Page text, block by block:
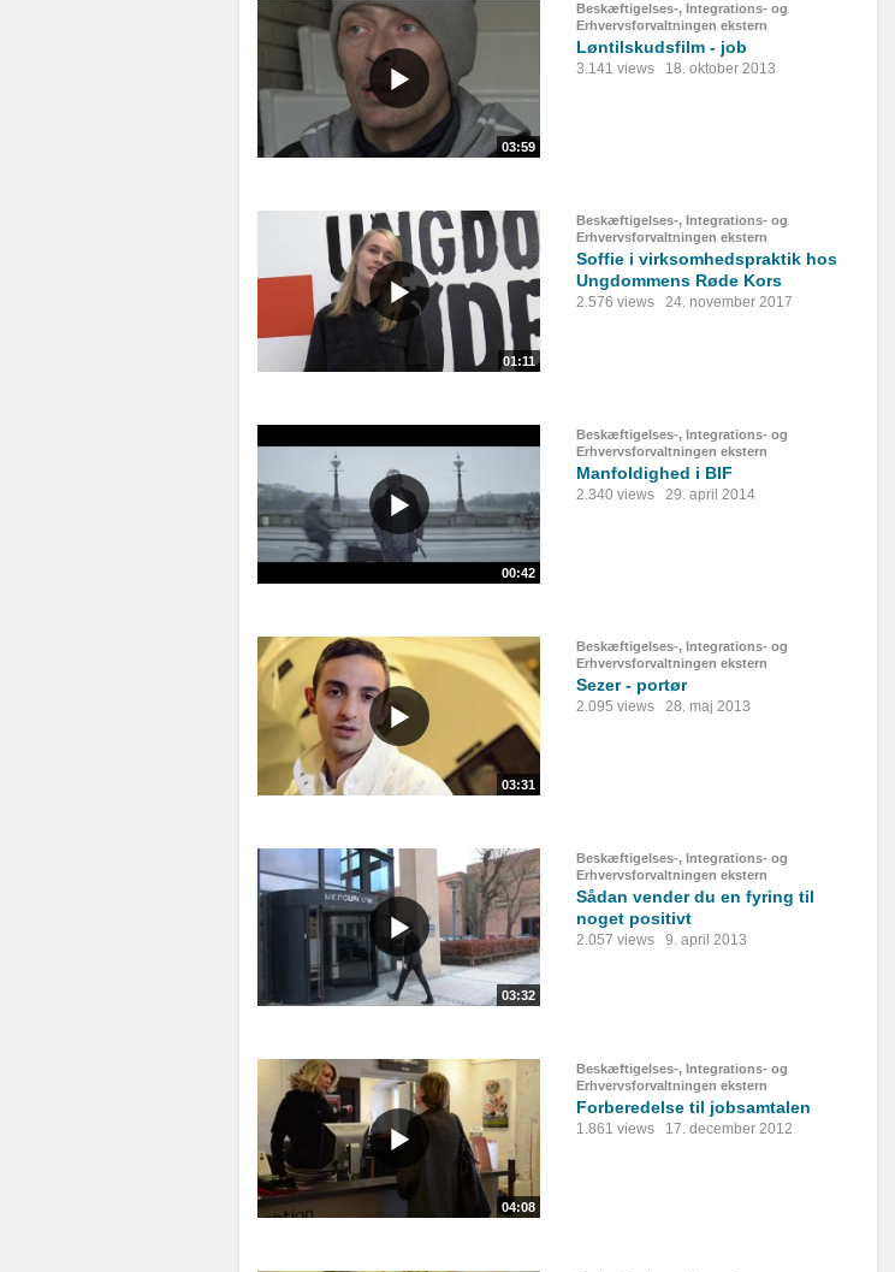
03:59
Beskæftigelses-, Integrations- og
Erhvervsforvaltningen ekstern
Løntilskudsfilm - job
3.141 views 18. oktober 2013
01:11
Beskæftigelses-, Integrations- og
Erhvervsforvaltningen ekstern
Soffie i virksomhedspraktik hos
Ungdommens Røde Kors
2.576 views 24. november 2017
00:42
Beskæftigelses-, Integrations- og
Erhvervsforvaltningen ekstern
Manfoldighed i BIF
2.340 views 29. april 2014
03:31
Beskæftigelses-, Integrations- og
Erhvervsforvaltningen ekstern
Sezer - portør
2.095 views 28. maj 2013
03:32
Beskæftigelses-, Integrations- og
Erhvervsforvaltningen ekstern
Sådan vender du en fyring til
noget positivt
2.057 views 9. april 2013
04:08
Beskæftigelses-, Integrations- og
Erhvervsforvaltningen ekstern
Forberedelse til jobsamtalen
1.861 views 17. december 2012